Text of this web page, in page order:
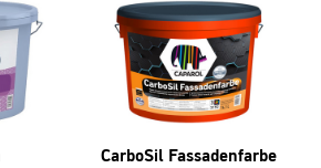
CarboSil Fassadenfarbe